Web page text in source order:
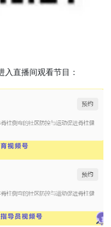
直播间观看节目：